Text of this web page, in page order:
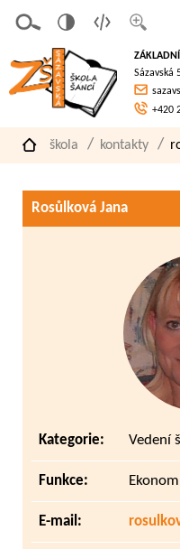
písmo
á
verze
pro
slaboz
raké
Sázavská
+420
škola kontakty
Rosůlková Jana
Kategorie: Vedení
Funkce:
E-mail: